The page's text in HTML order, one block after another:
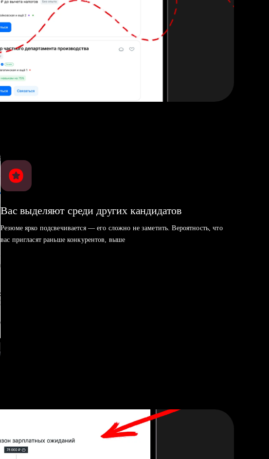
Вас выделяют среди других кандидатов
Резюме ярко подсвечивается — его сложно не заметить. Вероятность, что
вас пригласят раньше конкурентов, выше